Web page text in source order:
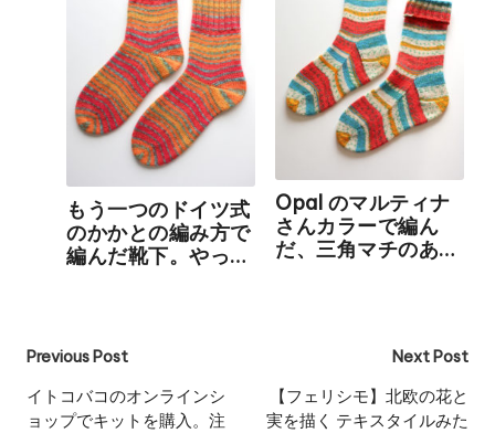
もう一つのドイツ式
のかかとの編み方で
編んだ靴下。やっぱ
Opal のマルティナ
さんカラーで編ん
だ、三角マチのある
Post
navigation
Previous Post
イトコバコのオンラインシ
ョップでキットを購入。注
Next Post
【フェリシモ】北欧の花と
実を描く テキスタイルみた